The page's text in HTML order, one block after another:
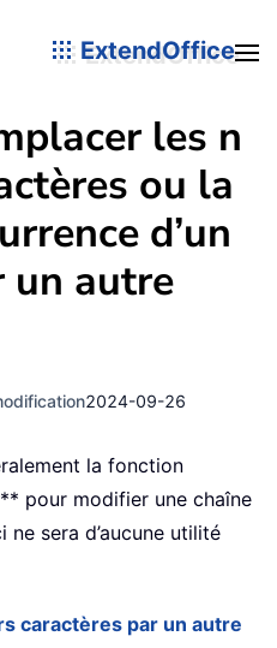
ExtendOffice
les n
ou la
d’un
un autre
2024-09-26
la fonction
pour modifier une chaîne
sera d’aucune utilité
caractères par un autre